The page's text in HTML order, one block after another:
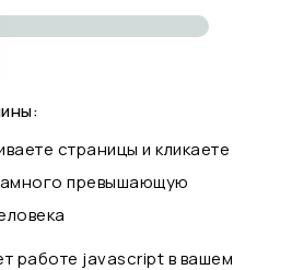
страницы и кликаете
превышающую
работе javascript в вашем